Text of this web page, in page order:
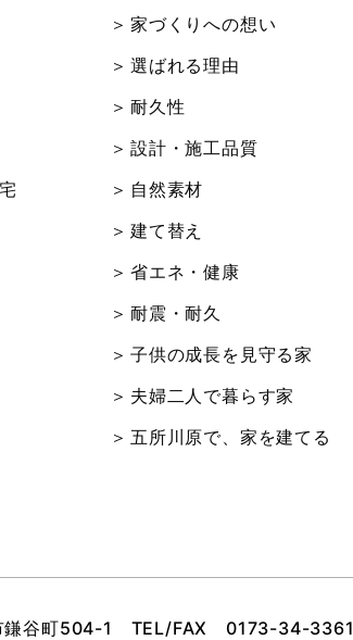
家づくりへの想い
選ばれる理由
耐久性
設計・施工品質
自然素材
建て替え
省エネ・健康
耐震・耐久
子供の成長を見守る家
夫婦二人で暮らす家
五所川原で、家を建てる
鎌谷町504-1 TEL/FAX 0173-34-3361